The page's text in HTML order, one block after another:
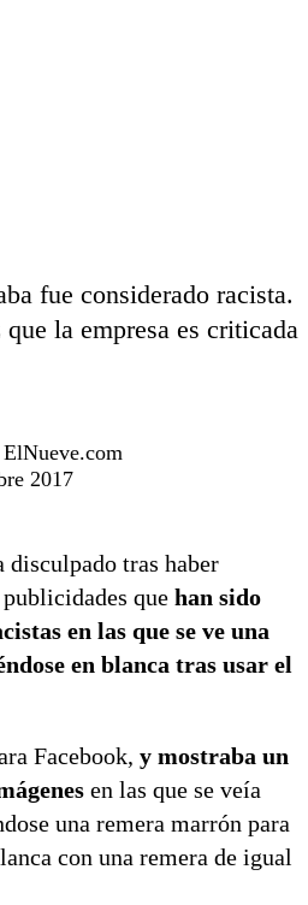
fue considerado racista.
la empresa es criticada
2017
disculpado tras haber
que han sido
en las que se ve una
en blanca tras usar el
Facebook, y mostraba un
en las que se veía
una remera marrón para
con una remera de igual